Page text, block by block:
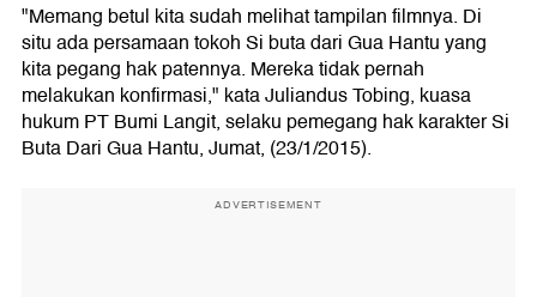
"Memang betul kita sudah melihat tampilan filmnya. Di
situ ada persamaan tokoh Si buta dari Gua Hantu yang
kita pegang hak patennya. Mereka tidak pernah
melakukan konfirmasi," kata Juliandus Tobing, kuasa
hukum PT Bumi Langit, selaku pemegang hak karakter Si
Buta Dari Gua Hantu, Jumat, (23/1/2015).
ADVERTISEMENT